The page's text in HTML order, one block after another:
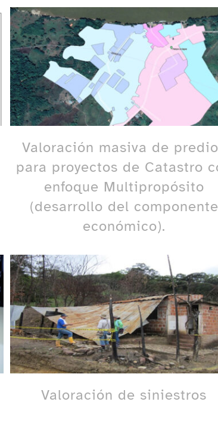
Valoración masiva de
para proyectos de Catastro
enfoque Multipropósito
(desarrollo del componente
económico).
Valoración de siniestros